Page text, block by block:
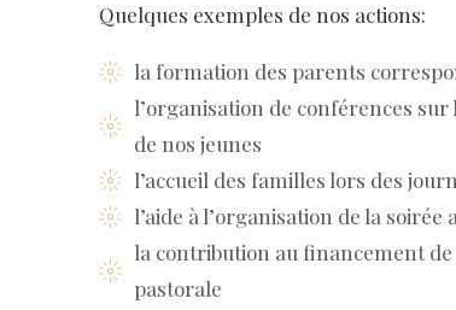
Quelques exemples de nos actions:
la formation des parents
l’organisation de conférences
de nos jeunes
l’accueil des familles lors des
l’aide à l’organisation de la
la contribution au financement
pastorale